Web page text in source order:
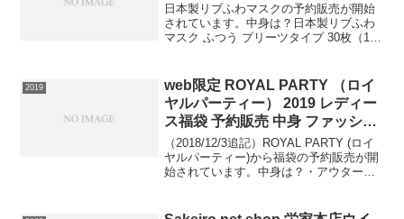
日本製リブふわマスクの予約販売が開始
されています。中身は？日本製リブふわ
マスク ふつう プリーツタイプ 30枚（1
認をしてみる必ず手に入れたい人は今す
ぐ在庫確認を...
2019
web限定 ROYAL PARTY （ロイ
ヤルパーティー） 2019 レディー
ス福袋 予約販売 中身 ファッショ
ン バッグ
（2018/12/3追記）ROYAL PARTY (ロイ
ヤルパーティー)から福袋の予約販売が開
始されています。中身は？・アウター・
トです。⇒福袋の在庫確認はコチラ⇒...